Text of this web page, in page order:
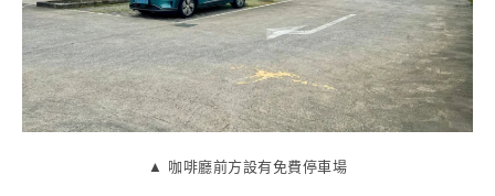
▲ 咖啡廳前方設有免費停車場